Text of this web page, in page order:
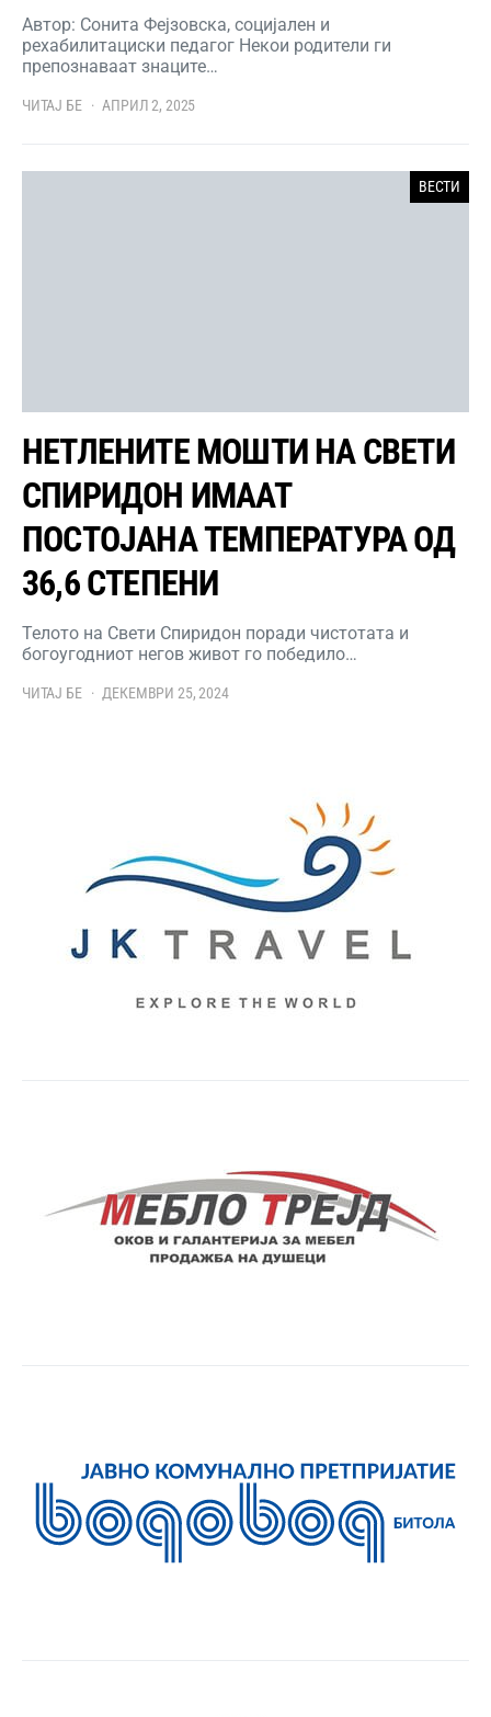
Автор: Сонита Фејзовска, социјален и
рехабилитациски педагог Некои родители ги
препознаваат знаците…
ЧИТАЈ БЕ АПРИЛ 2, 2025
ВЕСТИ
НЕТЛЕНИТЕ МОШТИ НА СВЕТИ
СПИРИДОН ИМААТ
ПОСТОЈАНА ТЕМПЕРАТУРА ОД
36,6 СТЕПЕНИ
Телото на Свети Спиридон поради чистотата и
богоугодниот негов живот го победило…
ЧИТАЈ БЕ ДЕКЕМВРИ 25, 2024